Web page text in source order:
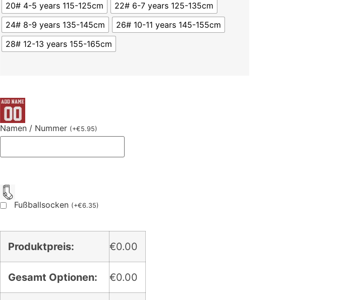
20# 4-5 years 115-125cm
22# 6-7 years 125-135cm
24# 8-9 years 135-145cm
26# 10-11 years 145-155cm
28# 12-13 years 155-165cm
Namen / Nummer (+€5.95)
Fußballsocken (+€6.35)
Produktpreis: €0.00
Gesamt Optionen: €0.00